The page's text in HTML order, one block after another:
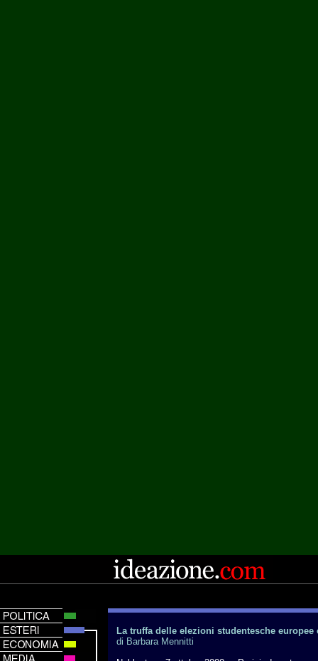
La truffa delle elezioni studentesche europee
di Barbara Mennitti